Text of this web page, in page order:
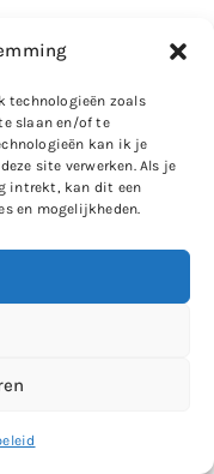
technologieën zoals
slaan en/of te
kan ik je
site verwerken. Als je
intrekt, kan dit een
en mogelijkheden.